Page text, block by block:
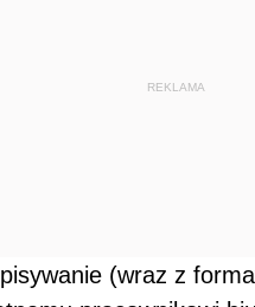
REKLAMA
(wraz z